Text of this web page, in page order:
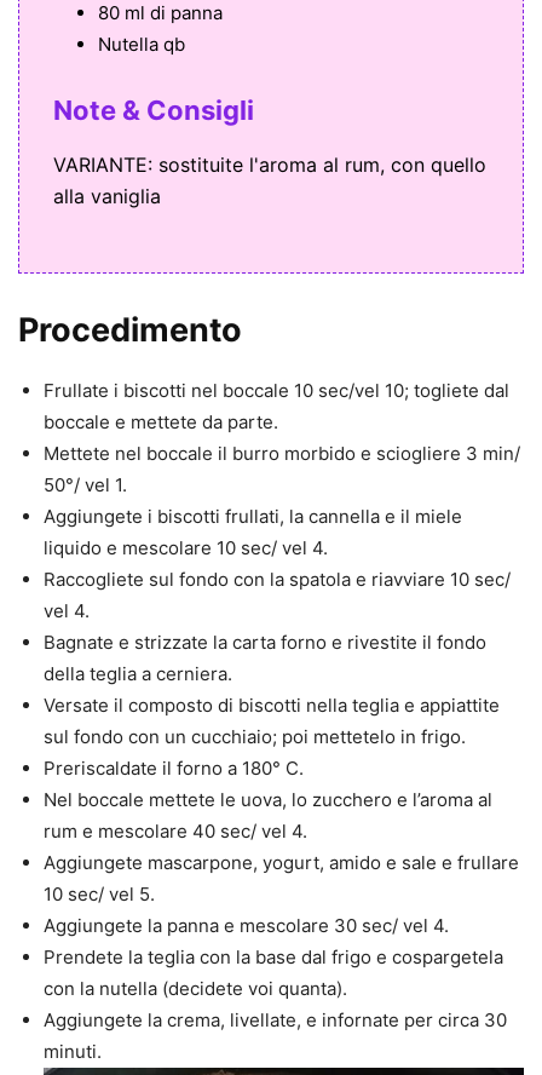
80 ml di panna
Nutella qb
Note & Consigli
VARIANTE: sostituite l'aroma al rum, con quello
alla vaniglia
Procedimento
Frullate i biscotti nel boccale 10 sec/vel 10; togliete dal
boccale e mettete da parte.
Mettete nel boccale il burro morbido e sciogliere 3 min/
50°/ vel 1.
Aggiungete i biscotti frullati, la cannella e il miele
liquido e mescolare 10 sec/ vel 4.
Raccogliete sul fondo con la spatola e riavviare 10 sec/
vel 4.
Bagnate e strizzate la carta forno e rivestite il fondo
della teglia a cerniera.
Versate il composto di biscotti nella teglia e appiattite
sul fondo con un cucchiaio; poi mettetelo in frigo.
Preriscaldate il forno a 180° C.
Nel boccale mettete le uova, lo zucchero e l’aroma al
rum e mescolare 40 sec/ vel 4.
Aggiungete mascarpone, yogurt, amido e sale e frullare
10 sec/ vel 5.
Aggiungete la panna e mescolare 30 sec/ vel 4.
Prendete la teglia con la base dal frigo e cospargetela
con la nutella (decidete voi quanta).
Aggiungete la crema, livellate, e infornate per circa 30
minuti.